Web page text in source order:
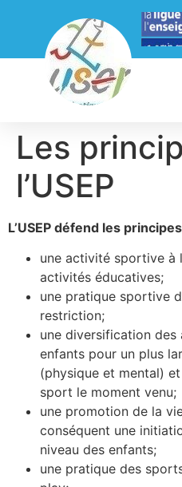
Les
l’USEP
L’USEP défend les
une activité sportive à
activités éducatives;
une pratique sportive
restriction;
une diversification
enfants pour un plus
(physique et mental)
sport le moment venu;
une promotion de la
conséquent une
niveau des enfants;
une pratique des